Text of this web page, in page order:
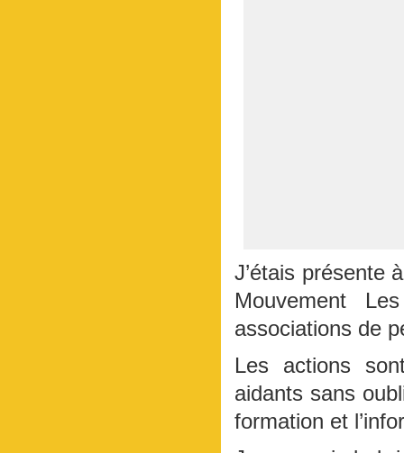
J’étais présente
Mouvement
associations de
Les actions
aidants sans
formation et